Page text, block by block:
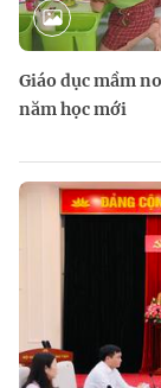
Giáo dục mầm
năm học mới